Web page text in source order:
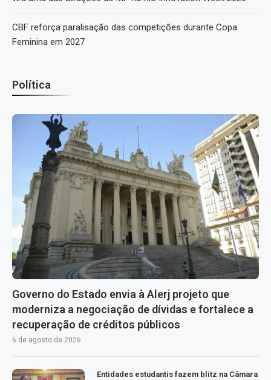
CBF reforça paralisação das competições durante Copa
Feminina em 2027
Política
Governo do Estado envia à Alerj projeto que
moderniza a negociação de dívidas e fortalece a
recuperação de créditos públicos
6 de agosto de 2026
Entidades estudantis fazem blitz na Câmara